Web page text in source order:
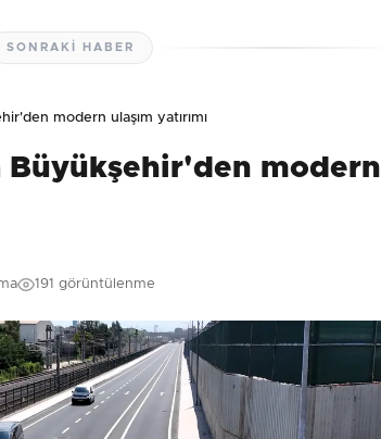
Gönder
SONRAKI HABER
modern ulaşım yatırımı
Büyükşehir'den modern
191 görüntülenme